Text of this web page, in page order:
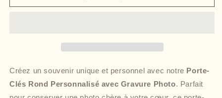
Créez un souvenir unique et personnel avec notre Porte-
Clés Rond Personnalisé avec Gravure Photo. Parfait